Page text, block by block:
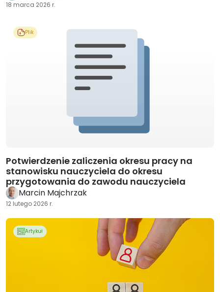
18 marca 2026 r.
Plik
Potwierdzenie zaliczenia okresu pracy na
stanowisku nauczyciela do okresu
przygotowania do zawodu nauczyciela
Marcin Majchrzak
12 lutego 2026 r.
Artykuł